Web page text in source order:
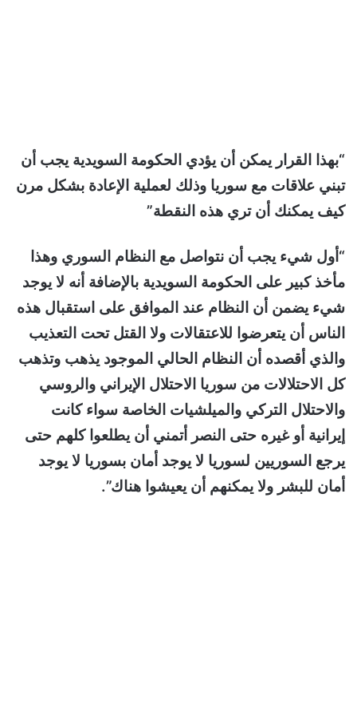
“بهذا القرار يمكن أن يؤدي الحكومة السويدية يجب أن
تبني علاقات مع سوريا وذلك لعملية الإعادة بشكل مرن
كيف يمكنك أن تري هذه النقطة”
“أول شيء يجب أن نتواصل مع النظام السوري وهذا
مأخذ كبير على الحكومة السويدية بالإضافة أنه لا يوجد
شيء يضمن أن النظام عند الموافق على استقبال هذه
الناس أن يتعرضوا للاعتقالات ولا القتل تحت التعذيب
والذي أقصده أن النظام الحالي الموجود يذهب وتذهب
كل الاحتلالات من سوريا الاحتلال الإيراني والروسي
والاحتلال التركي والميلشيات الخاصة سواء كانت
إيرانية أو غيره حتى النصر أتمني أن يطلعوا كلهم حتى
يرجع السوريين لسوريا لا يوجد أمان بسوريا لا يوجد
أمان للبشر ولا يمكنهم أن يعيشوا هناك”.